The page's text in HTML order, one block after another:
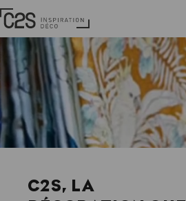
Aller
au
contenu
principal
d'accueil
C2S, LA
Panneau de gestion des cookies